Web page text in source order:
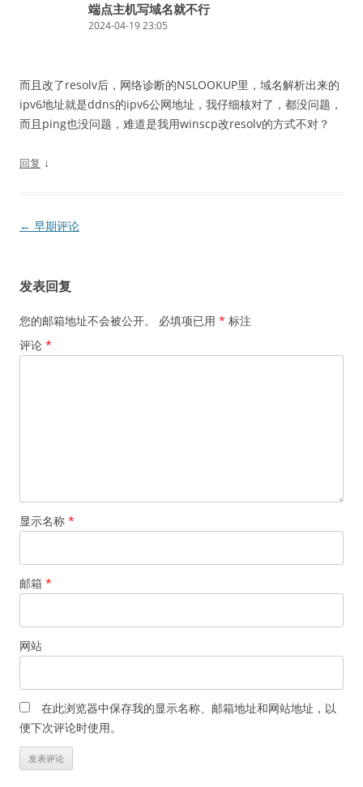
端点主机写域名就不行
2024-04-19 23:05
而且改了resolv后，网络诊断的NSLOOKUP里，域名解析出来的
ipv6地址就是ddns的ipv6公网地址，我仔细核对了，都没问题，
而且ping也没问题，难道是我用winscp改resolv的方式不对？
回复 ↓
评
航
← 早期评论
发表回复
您的邮箱地址不会被公开。 必填项已用 * 标注
评论 *
显示名称 *
邮箱 *
网站
在此浏览器中保存我的显示名称、邮箱地址和网站地址，以
便下次评论时使用。